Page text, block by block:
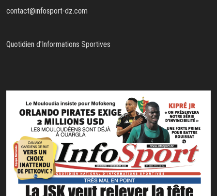
contact@infosport-dz.com
Quotidien d'Informations Sportives